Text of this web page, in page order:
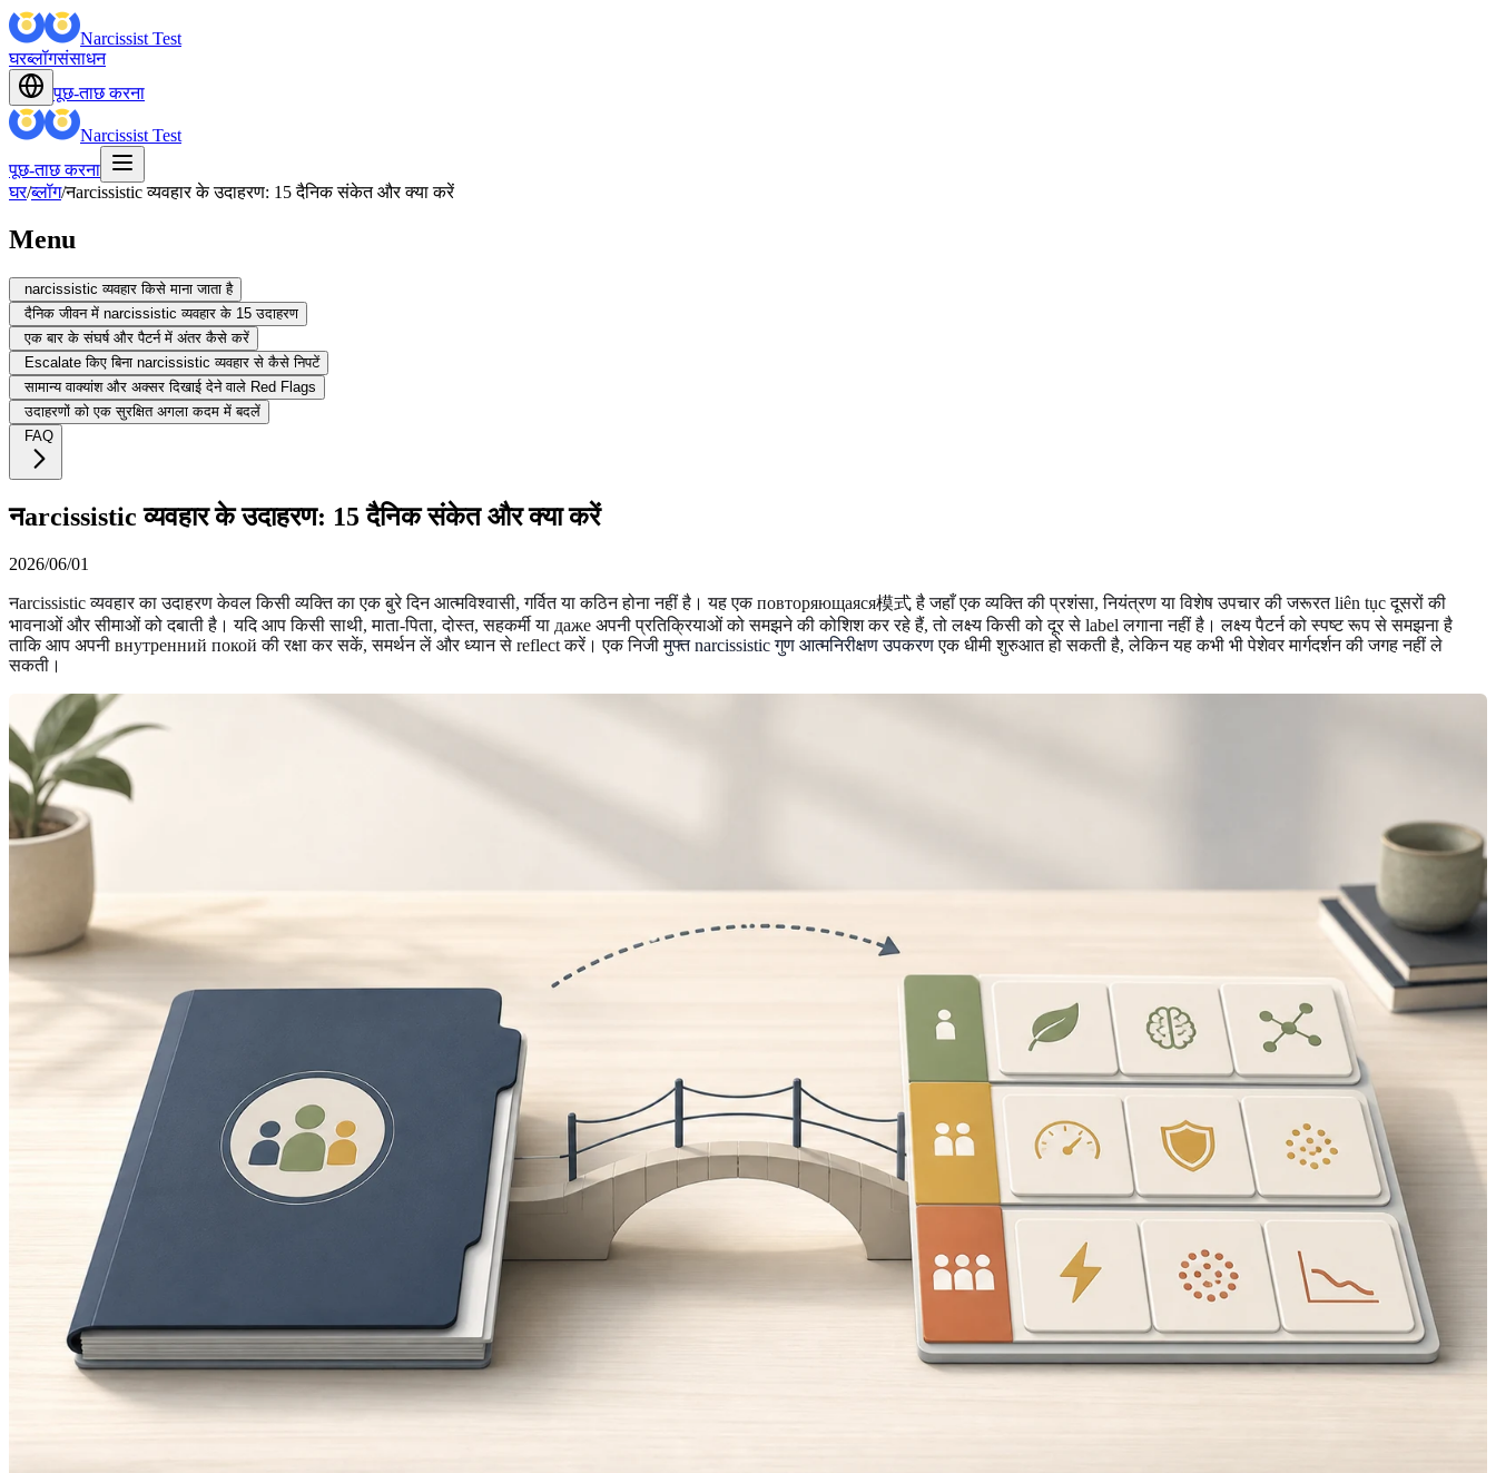
Narcissist Test
घरब्लॉगसंसाधन
पूछ-ताछ करना
Narcissist Test
पूछ-ताछ करना
घर/ब्लॉग/नarcissistic व्यवहार के उदाहरण: 15 दैनिक संकेत और क्या करें
Menu
narcissistic व्यवहार किसे माना जाता है
दैनिक जीवन में narcissistic व्यवहार के 15 उदाहरण
एक बार के संघर्ष और पैटर्न में अंतर कैसे करें
Escalate किए बिना narcissistic व्यवहार से कैसे निपटें
सामान्य वाक्यांश और अक्सर दिखाई देने वाले Red Flags
उदाहरणों को एक सुरक्षित अगला कदम में बदलें
FAQ
नarcissistic व्यवहार के उदाहरण: 15 दैनिक संकेत और क्या करें
2026/06/01
नarcissistic व्यवहार का उदाहरण केवल किसी व्यक्ति का एक बुरे दिन आत्मविश्वासी, गर्वित या कठिन होना नहीं है। यह एक повторяющаяся模式 है जहाँ एक व्यक्ति की प्रशंसा, नियंत्रण या विशेष उपचार की जरूरत liên tục दूसरों की
भावनाओं और सीमाओं को दबाती है। यदि आप किसी साथी, माता-पिता, दोस्त, सहकर्मी या даже अपनी प्रतिक्रियाओं को समझने की कोशिश कर रहे हैं, तो लक्ष्य किसी को दूर से label लगाना नहीं है। लक्ष्य पैटर्न को स्पष्ट रूप से समझना है
ताकि आप अपनी внутренний покой की रक्षा कर सकें, समर्थन लें और ध्यान से reflect करें। एक निजीमुफ्त narcissistic गुण आत्मनिरीक्षण उपकरणएक धीमी शुरुआत हो सकती है, लेकिन यह कभी भी पेशेवर मार्गदर्शन की जगह नहीं ले
सकती।